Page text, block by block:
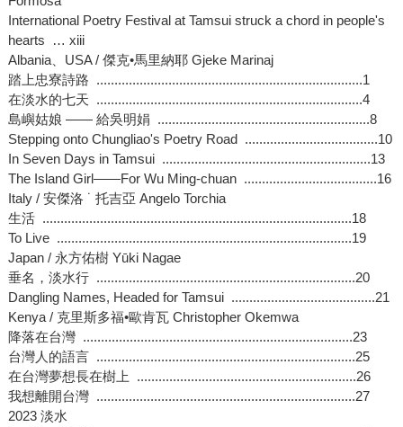
International Poetry Festival at Tamsui struck a chord in people's
hearts … xiii
Albania、USA / 傑克•馬里納耶 Gjeke Marinaj
踏上忠寮詩路 ..........................................................................1
在淡水的七天 ..........................................................................4
島嶼姑娘 —— 給吳明娟 ...........................................................8
Stepping onto Chungliao's Poetry Road .....................................10
In Seven Days in Tamsui ..........................................................13
The Island Girl——For Wu Ming-chuan .....................................16
Italy / 安傑洛 ˙ 托吉亞 Angelo Torchia
生活 ......................................................................................18
To Live ..................................................................................19
Japan / 永方佑樹 Yūki Nagae
垂名，淡水行 ........................................................................20
Dangling Names, Headed for Tamsui ........................................21
Kenya / 克里斯多福•歐肯瓦 Christopher Okemwa
降落在台灣 ...........................................................................23
台灣人的語言 ........................................................................25
在台灣夢想長在樹上 .............................................................26
我想離開台灣 ........................................................................27
2023 淡水